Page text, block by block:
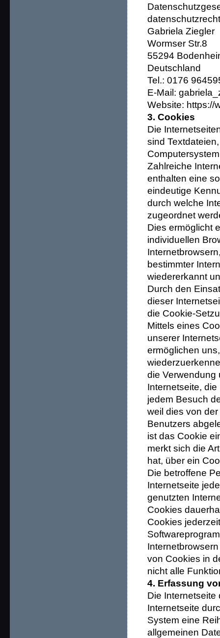
Gabriela Ziegler
Wormser Str.8
55294
Deutschland
Tel.: 0176
E-Mail:
Website: https://
3. Cookies
Die
sind
Zahlreiche
enthalten eine
eindeutige
durch welche
zugeordnet
Dies ermöglicht
individuellen
bestimmter
wiedererkannt
Durch den
dieser
die Cookie-
Mittels eines
unserer
ermöglichen
die Verwendung
Internetseite,
jedem Besuch
weil dies von
Benutzers
ist das Cookie
merkt sich die
hat, über ein
Die betroffene
Internetseite
genutzten
Cookies
Cookies
von Cookies in
nicht alle
4. Erfassung
Die Internetseite
Internetseite
System eine
allgemeinen